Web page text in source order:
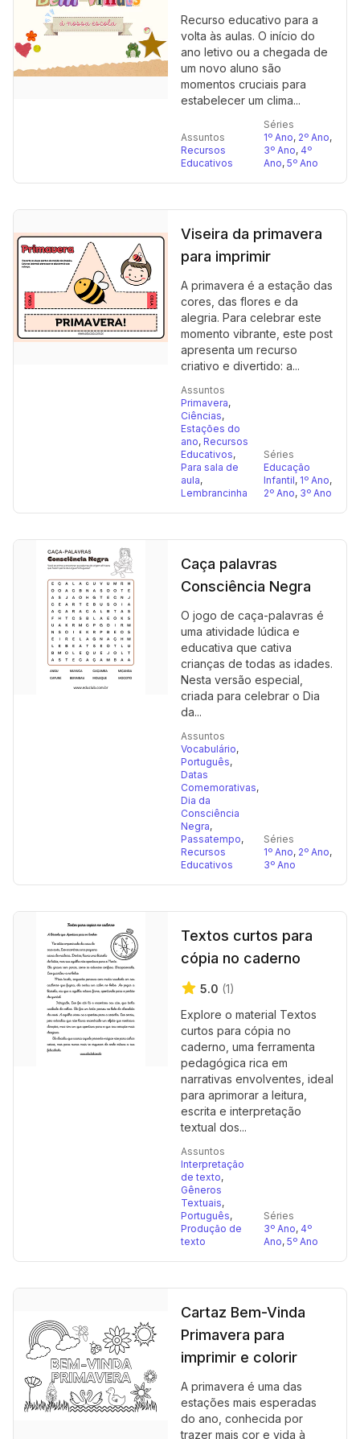
Recurso educativo para a
volta às aulas. O início do
ano letivo ou a chegada de
um novo aluno são
momentos cruciais para
estabelecer um clima...
Assuntos
Recursos
Educativos
Séries
1º Ano, 2º Ano,
3º Ano, 4º
Ano, 5º Ano
Viseira da primavera
para imprimir
A primavera é a estação das
cores, das flores e da
alegria. Para celebrar este
momento vibrante, este post
apresenta um recurso
criativo e divertido: a...
Assuntos
Primavera,
Ciências,
Estações do
ano, Recursos
Educativos,
Para sala de
aula,
Lembrancinha
Séries
Educação
Infantil, 1º Ano,
2º Ano, 3º Ano
Caça palavras
Consciência Negra
O jogo de caça-palavras é
uma atividade lúdica e
educativa que cativa
crianças de todas as idades.
Nesta versão especial,
criada para celebrar o Dia
da...
Assuntos
Vocabulário,
Português,
Datas
Comemorativas,
Dia da
Consciência
Negra,
Passatempo,
Recursos
Educativos
Séries
1º Ano, 2º Ano,
3º Ano
Textos curtos para
cópia no caderno
5.0 (1)
Explore o material Textos
curtos para cópia no
caderno, uma ferramenta
pedagógica rica em
narrativas envolventes, ideal
para aprimorar a leitura,
escrita e interpretação
textual dos...
Assuntos
Interpretação
de texto,
Gêneros
Textuais,
Português,
Produção de
texto
Séries
3º Ano, 4º
Ano, 5º Ano
Cartaz Bem-Vinda
Primavera para
imprimir e colorir
A primavera é uma das
estações mais esperadas
do ano, conhecida por
trazer mais cor e vida à